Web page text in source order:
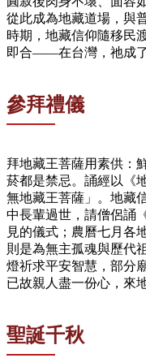
從此成為地藏道場，與
時期，地藏信仰隨移民
即合——在台灣，祂成
參拜禮儀
拜地藏王菩薩用素供：
菸都是禁忌。誦經以《
無地藏王菩薩」。地藏
中長輩過世，請僧侶誦
見的儀式；農曆七月各
則是為無主孤魂與歷代
燈祈求平安智慧，部分
已故親人盡一份心，來
聖誕千秋